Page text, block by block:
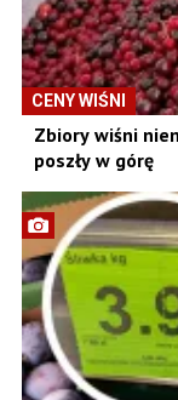
CENY WIŚNI
Zbiory wiśni
poszły w górę